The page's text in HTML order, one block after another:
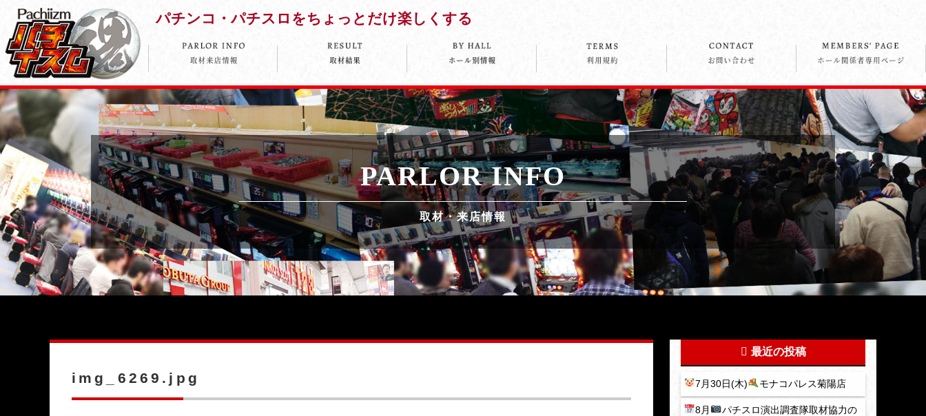
パチンコ・パチスロをちょっとだけ楽しくする
PARLOR INFO
取材・来店情報
img_6269.jpg
最近の投稿
7月30日(木) モナコパレス菊陽店
8月
パチスロ演出調査隊取材協力の